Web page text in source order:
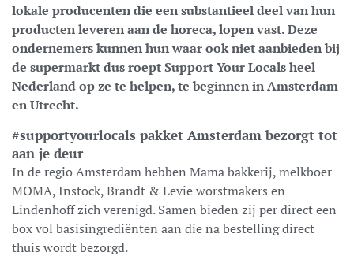
lokale producenten die een substantieel deel van hun
producten leveren aan de horeca, lopen vast. Deze
ondernemers kunnen hun waar ook niet aanbieden bij
de supermarkt dus roept Support Your Locals heel
Nederland op ze te helpen, te beginnen in Amsterdam
en Utrecht.
#supportyourlocals pakket Amsterdam bezorgt tot
aan je deur
In de regio Amsterdam hebben Mama bakkerij, melkboer
MOMA, Instock, Brandt & Levie worstmakers en
Lindenhoff zich verenigd. Samen bieden zij per direct een
box vol basisingrediënten aan die na bestelling direct
thuis wordt bezorgd.